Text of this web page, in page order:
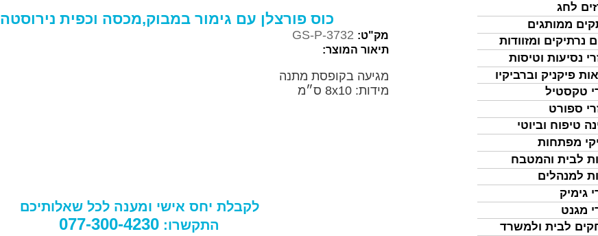
לחג
ממותגים
נרתיקים ומזוודות
נסיעות וטיסות
פיקניק וברביקיו
טקסטיל
ספורט
טיפוח וביוטי
מפתחות
לבית והמטבח
למנהלים
גימיק
מגנט
לבית ולמשרד
כוס פורצלן עם גימור במבוק,מכסה וכפית נירוסטה 380 מ"ל
מק"ט: GS-P-3732
תיאור המוצר:
מגיעה בקופסת מתנה
מידות: 8x10 ס״מ
לקבלת יחס אישי ומענה לכל שאלותיכם
התקשרו: 077-300-4230